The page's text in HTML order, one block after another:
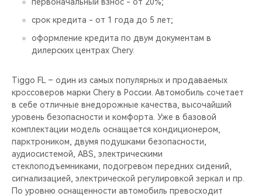
CHERY ДЛЯ ДЕТЕЙ
срок кредита - от 1 года до 5 лет;
оформление кредита по двум документам в
дилерских центрах Chery.
Tiggo FL – один из самых популярных и продаваемых
кроссоверов марки Chery в России. Автомобиль сочетает
в себе отличные внедорожные качества, высочайший
уровень безопасности и комфорта. Уже в базовой
комплектации модель оснащается кондиционером,
парктроником, двумя подушками безопасности,
аудиосистемой, ABS, электрическими
стеклоподъемниками, подогревом передних сидений,
сигнализацией, электрической регулировкой зеркал и пр.
По уровню оснащенности автомобиль превосходит